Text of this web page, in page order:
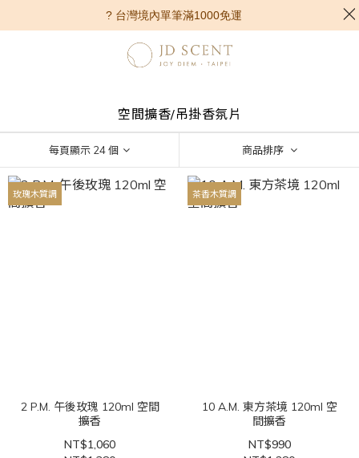
空間擴香/吊掛香氛片
每頁顯示 24 個 商品排序
玫瑰木質調
2 P.M. 午後玫瑰 120ml 空間
擴香
NT$1,060
茶香木質調
10 A.M. 東方茶境 120ml 空
間擴香
NT$990
? 台灣境內單筆滿1000免運